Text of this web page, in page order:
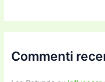
Commenti